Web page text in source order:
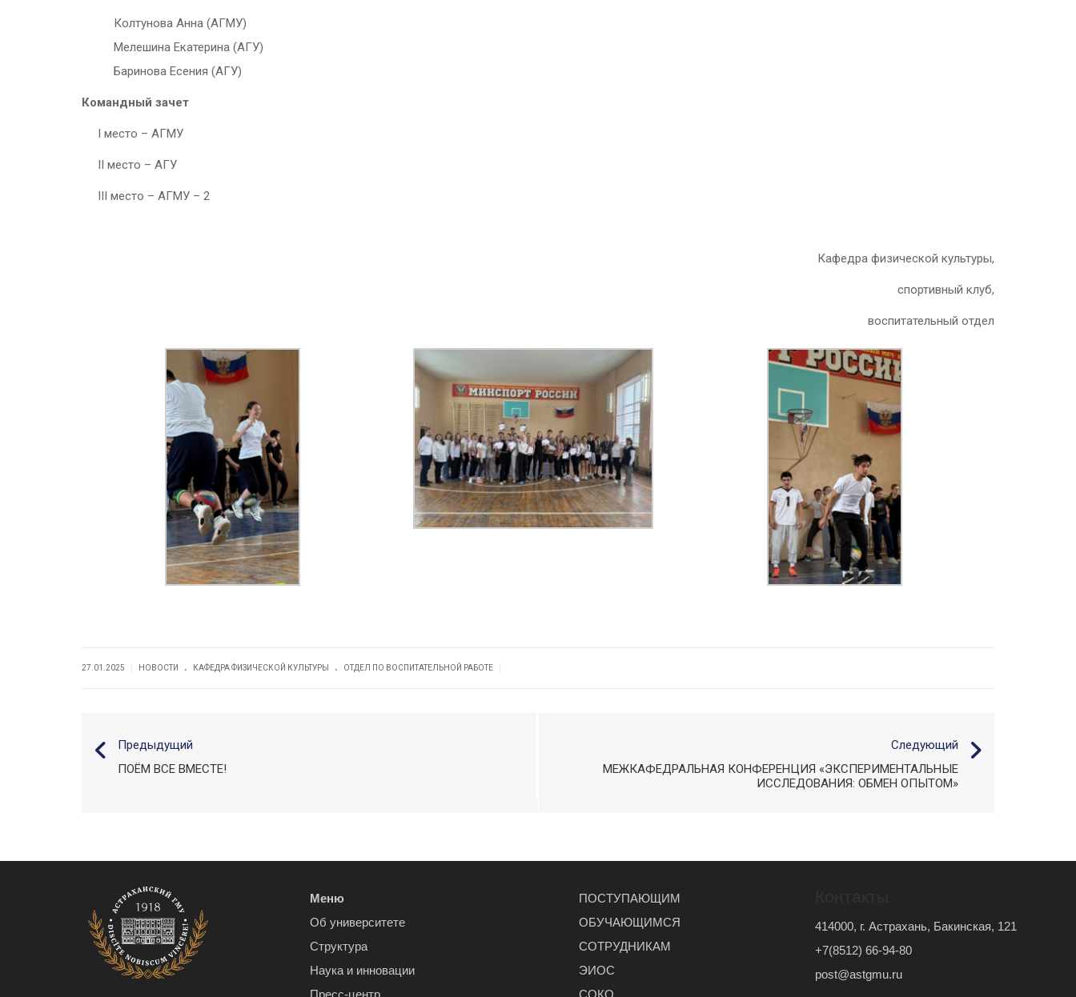
Колтунова Анна (АГМУ)
Мелешина Екатерина (АГУ)
Баринова Есения (АГУ)
Командный зачет
I место – АГМУ
II место – АГУ
III место – АГМУ – 2
Кафедра физической культуры,
спортивный клуб,
воспитательный отдел
27.01.2025 НОВОСТИ . КАФЕДРА ФИЗИЧЕСКОЙ КУЛЬТУРЫ . ОТДЕЛ ПО ВОСПИТАТЕЛЬНОЙ РАБОТЕ
Предыдущий
ПОЁМ ВСЕ ВМЕСТЕ!
Следующий
МЕЖКАФЕДРАЛЬНАЯ КОНФЕРЕНЦИЯ «ЭКСПЕРИМЕНТАЛЬНЫЕ
ИССЛЕДОВАНИЯ: ОБМЕН ОПЫТОМ»
Меню
Об университете
Структура
Наука и инновации
Пресс-центр
ПОСТУПАЮЩИМ
ОБУЧАЮЩИМСЯ
СОТРУДНИКАМ
ЭИОС
СОКО
414000, г. Астрахань, Бакинская, 121
+7(8512) 66-94-80
post@astgmu.ru